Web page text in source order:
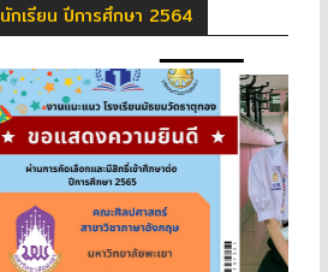
กเรียน ปีการศึกษา 2564